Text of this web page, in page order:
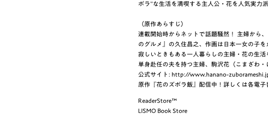
ボラ”な生活を満喫する主人公・花を人気実力
（原作あらすじ）
連載開始時からネットで話題騒然！ 主婦から
のグルメ』の久住昌之、作画は日本一女の子
寂しいときもある一人暮らしの主婦・花の生
単身赴任の夫を持つ主婦、駒沢花（こまざわ
公式サイト: http://www.hanano-
原作『花のズボラ飯』配信中！詳しくは各電子
ReaderStore™
LISMO Book Store